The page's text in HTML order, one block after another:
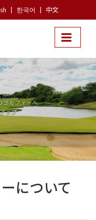
한국어 中文
について